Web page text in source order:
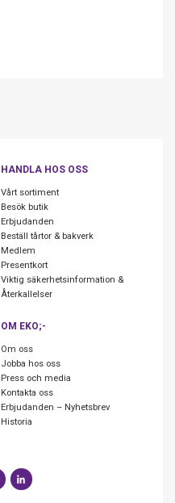
HANDLA HOS OSS
Vårt sortiment
Besök butik
Erbjudanden
Beställ tårtor & bakverk
Medlem
Presentkort
Viktig säkerhetsinformation &
Återkallelser
OM EKO;-
Om oss
Jobba hos oss
Press och media
Kontakta oss
Erbjudanden – Nyhetsbrev
Historia